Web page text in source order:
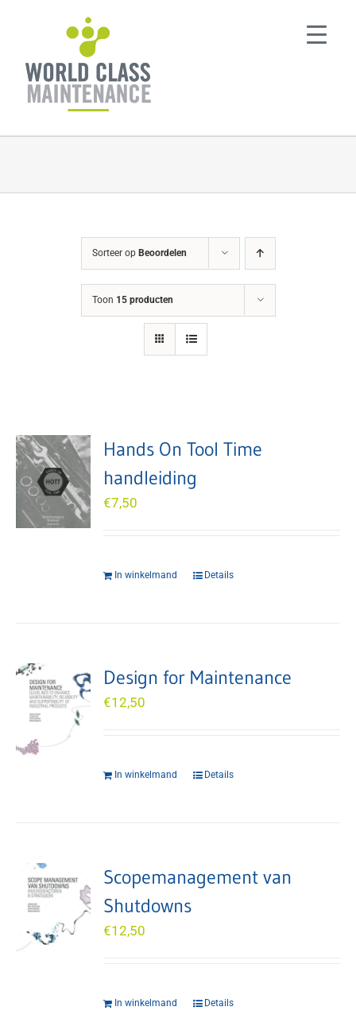
Sorteer op Beoordelen
Toon 15 producten
Hands On Tool Time
handleiding
€7,50
In winkelmand Details
Design for Maintenance
€12,50
In winkelmand Details
Scopemanagement van
Shutdowns
€12,50
In winkelmand Details